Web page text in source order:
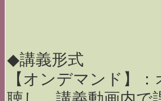
◆講義形式
【オンデマンド】